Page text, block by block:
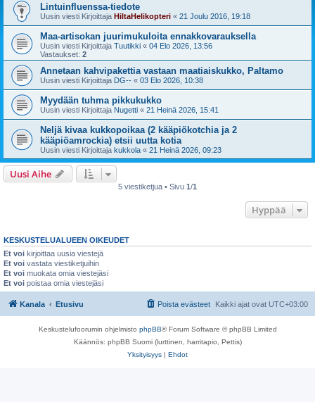
Lintuinfluenssa-tiedote
Uusin viesti Kirjoittaja HiltaHelikopteri « 21 Joulu 2016, 19:18
Maa-artisokan juurimukuloita ennakkovarauksella
Uusin viesti Kirjoittaja Tuutikki « 04 Elo 2026, 13:56
Vastaukset: 2
Annetaan kahvipakettia vastaan maatiaiskukko, Paltamo
Uusin viesti Kirjoittaja DG-- « 03 Elo 2026, 10:38
Myydään tuhma pikkukukko
Uusin viesti Kirjoittaja Nugetti « 21 Heinä 2026, 15:41
Neljä kivaa kukkopoikaa (2 kääpiökotchia ja 2
kääpiöamrockia) etsii uutta kotia
Uusin viesti Kirjoittaja kukkola « 21 Heinä 2026, 09:23
Uusi Aihe
5 viestiketjua • Sivu 1/1
Hyppää
KESKUSTELUALUEEN OIKEUDET
Et voi kirjoittaa uusia viestejä
Et voi vastata viestiketjuihin
Et voi muokata omia viestejäsi
Et voi poistaa omia viestejäsi
Kanala Etusivu Kaikki ajat ovat UTC+03:00
Poista evästeet
Keskustelufoorumin ohjelmisto phpBB® Forum Software © phpBB Limited
Käännös: phpBB Suomi (lurttinen, harritapio, Pettis)
Yksityisyys | Ehdot